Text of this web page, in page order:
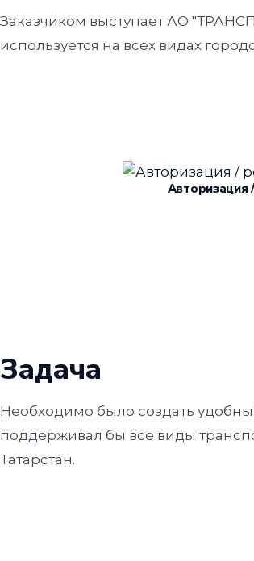
Заказчиком выступает АО
используется на всех видах
Авторизация
Задача
Необходимо было создать
поддерживал бы все виды
Татарстан.